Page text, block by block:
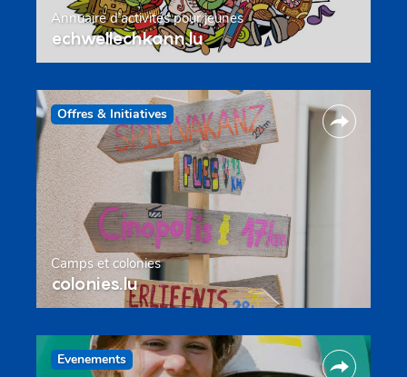
Annuaire d’activités pour jeunes
echwellechkann.lu
Offres & Initiatives
Camps et colonies
colonies.lu
Evenements